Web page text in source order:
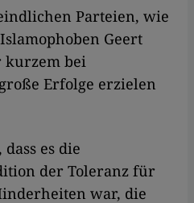
Parteien, wie
Geert
kurzem bei
Erfolge erzielen
es die
der Toleranz für
war, die